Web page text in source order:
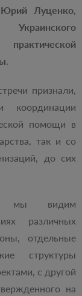
Юрий Луценко,
.
признали,
координации
помощи в
так и со
до сих
мы видим
различных
отдельные
структуры
с другой
на